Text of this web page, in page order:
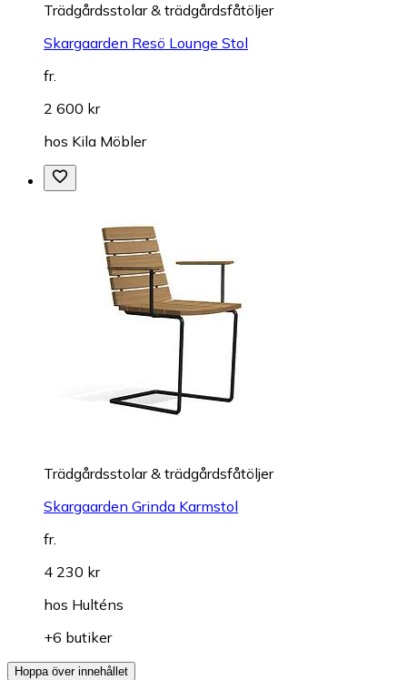
Trädgårdsstolar & trädgårdsfåtöljer
Skargaarden Resö Lounge Stol
fr.
2 600 kr
hos Kila Möbler
Trädgårdsstolar & trädgårdsfåtöljer
Skargaarden Grinda Karmstol
fr.
4 230 kr
hos Hulténs
+6 butiker
Hoppa över innehållet